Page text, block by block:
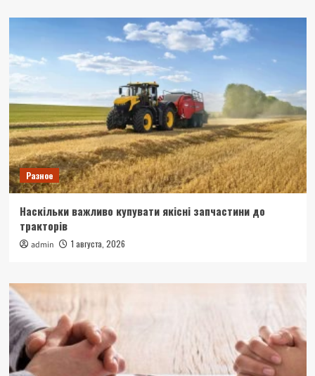
Разное
Наскільки важливо купувати якісні запчастини до
тракторів
admin 1 августа, 2026